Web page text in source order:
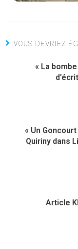
VOUS DEVRIEZ
« La
« Un
Quiriny dans
Article